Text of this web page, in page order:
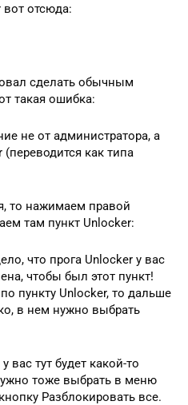
вот отсюда:
сделать обычным
такая ошибка:
не от администратора, а
(переводится как типа
то нажимаем правой
там пункт Unlocker:
что прога Unlocker у вас
чтобы был этот пункт!
пункту Unlocker, то дальше
в нем нужно выбрать
вас тут будет какой-то
тоже выбрать в меню
Разблокировать все.